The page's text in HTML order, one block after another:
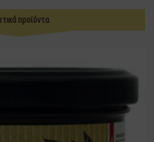
προϊόντα